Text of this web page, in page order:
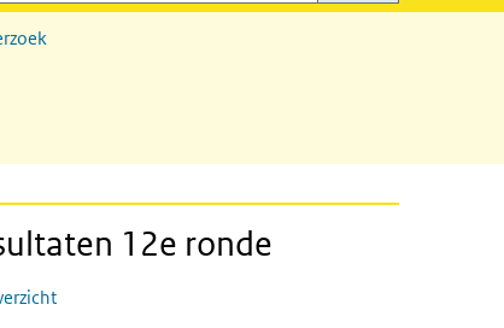
12e ronde